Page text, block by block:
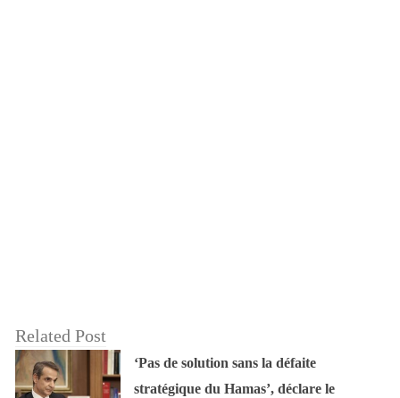
Related Post
‘Pas de solution sans la défaite
stratégique du Hamas’, déclare le